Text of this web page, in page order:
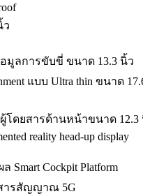
ว
มูลการขับขี่ ขนาด 13.3 นิ้ว
แบบ Ultra thin ขนาด
โดยสารด้านหน้าขนาด 12.3
reality head-up display
Smart Cockpit Platform
ารสัญญาณ 5G